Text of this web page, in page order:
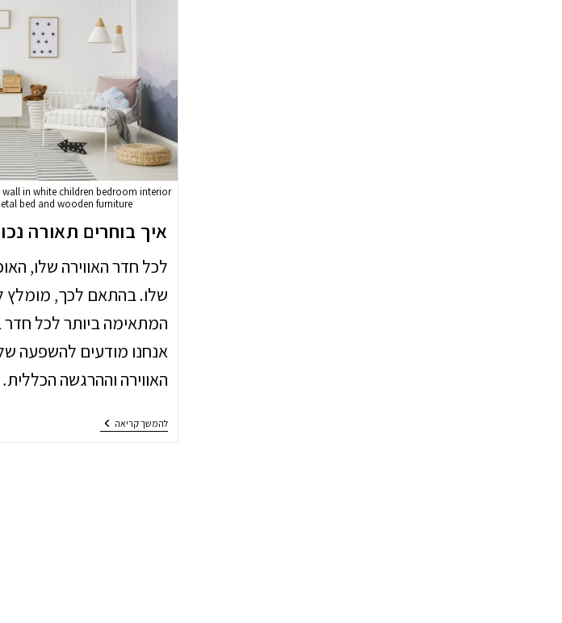
in white children bedroom interior
bed and wooden furniture
איך בוחרים תאורה
לכל חדר האווירה שלו,
שלו. בהתאם לכך, מומלץ
המתאימה ביותר לכל
אנחנו מודעים להשפעה
האווירה וההרגשה
להמשך קריאה איך